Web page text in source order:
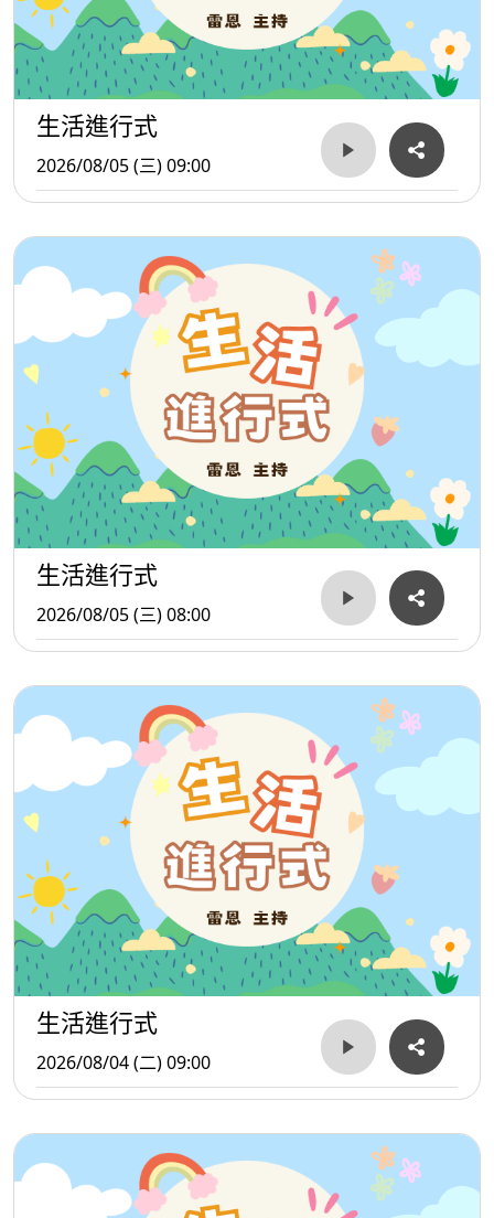
生活進行式
2026/08/05 (三) 09:00
生活進行式
2026/08/05 (三) 08:00
生活進行式
2026/08/04 (二) 09:00